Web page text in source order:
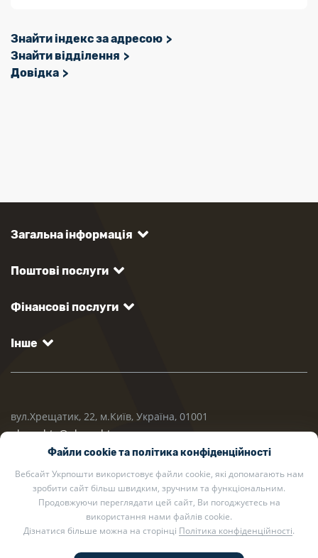
Знайти індекс за адресою
Знайти відділення
Довідка
Загальна інформація
Поштові послуги
Фінансові послуги
Інше
вул.Хрещатик, 22, м.Київ, Україна, 01001
ukrposhta@ukrposhta.ua
Файли cookie та політика конфіденційності
Вебсайт Укрпошти використовує файли cookie, які допомагають нам
зробити сайт більш швидким, зручним та функціональним.
Продовжуючи переглядати цей сайт, Ви погоджуєтесь на
використання нами файлів cookie.
Дізнатися більше можна на сторінці Політика конфіденційності.